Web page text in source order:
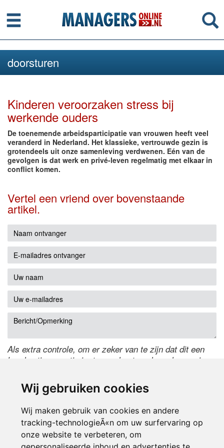
Wij gebruiken cookies
Wij maken gebruik van cookies en andere
tracking-technologieÃ«n om uw surfervaring op
onze website te verbeteren, om
Menu
doorsturen
Kinderen veroorzaken stress bij
werkende ouders
De toenemende arbeidsparticipatie van vrouwen heeft veel
veranderd in Nederland. Het klassieke, vertrouwde gezin is
grotendeels uit onze samenleving verdwenen. Eén van de
gevolgen is dat werk en privé-leven regelmatig met elkaar in
conflict komen.
Vertel een vriend over bovenstaande
artikel.
Als extra controle, om er zeker van te zijn dat dit een
handmatige reactie is, typ onderstaande code over in
de code te wijzigen.